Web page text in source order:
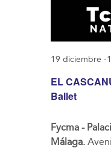
EL
Ballet
19 diciembre -
Fycma -
Málaga.